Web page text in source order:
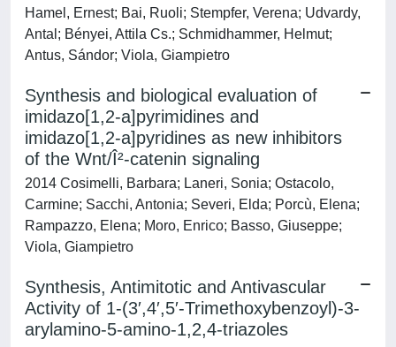
Hamel, Ernest; Bai, Ruoli; Stempfer, Verena; Udvardy,
Antal; Bényei, Attila Cs.; Schmidhammer, Helmut;
Antus, Sándor; Viola, Giampietro
Synthesis and biological evaluation of
imidazo[1,2-a]pyrimidines and
imidazo[1,2-a]pyridines as new inhibitors
of the Wnt/Î²-catenin signaling
2014 Cosimelli, Barbara; Laneri, Sonia; Ostacolo,
Carmine; Sacchi, Antonia; Severi, Elda; Porcù, Elena;
Rampazzo, Elena; Moro, Enrico; Basso, Giuseppe;
Viola, Giampietro
Synthesis, Antimitotic and Antivascular
Activity of 1-(3′,4′,5′-Trimethoxybenzoyl)-3-
arylamino-5-amino-1,2,4-triazoles